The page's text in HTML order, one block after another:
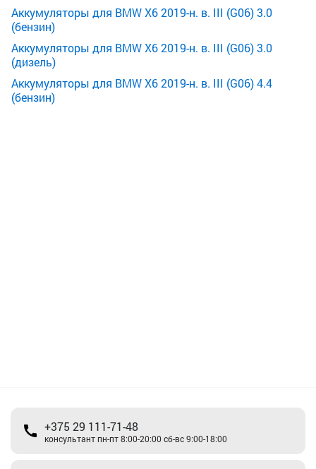
Аккумуляторы для BMW X6 2019-н. в. III (G06) 3.0
(бензин)
Аккумуляторы для BMW X6 2019-н. в. III (G06) 3.0
(дизель)
Аккумуляторы для BMW X6 2019-н. в. III (G06) 4.4
(бензин)
+375 29 111-71-48
консультант пн-пт 8:00-20:00 сб-вс 9:00-18:00